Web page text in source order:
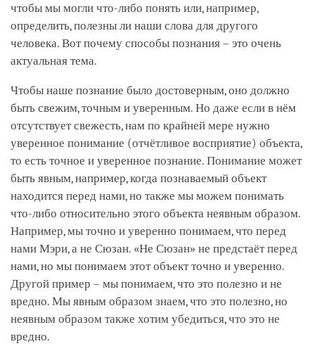
чтобы мы могли что-либо понять или, например,
определить, полезны ли наши слова для другого
человека. Вот почему способы познания – это очень
актуальная тема.
Чтобы наше познание было достоверным, оно должно
быть свежим, точным и уверенным. Но даже если в нём
отсутствует свежесть, нам по крайней мере нужно
уверенное понимание (отчётливое восприятие) объекта,
то есть точное и уверенное познание. Понимание может
быть явным, например, когда познаваемый объект
находится перед нами, но также мы можем понимать
что-либо относительно этого объекта неявным образом.
Например, мы точно и уверенно понимаем, что перед
нами Мэри, а не Сюзан. «Не Сюзан» не предстаёт перед
нами, но мы понимаем этот объект точно и уверенно.
Другой пример – мы понимаем, что это полезно и не
вредно. Мы явным образом знаем, что это полезно, но
неявным образом также хотим убедиться, что это не
вредно.